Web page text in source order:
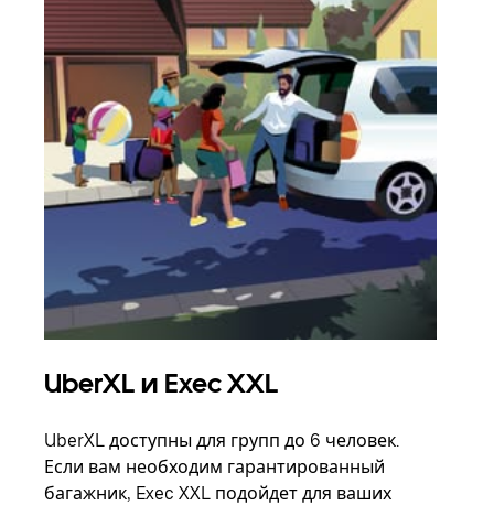
UberXL и Exec XXL
UberXL доступны для групп до 6 человек.
Если вам необходим гарантированный
багажник, Exec XXL подойдет для ваших